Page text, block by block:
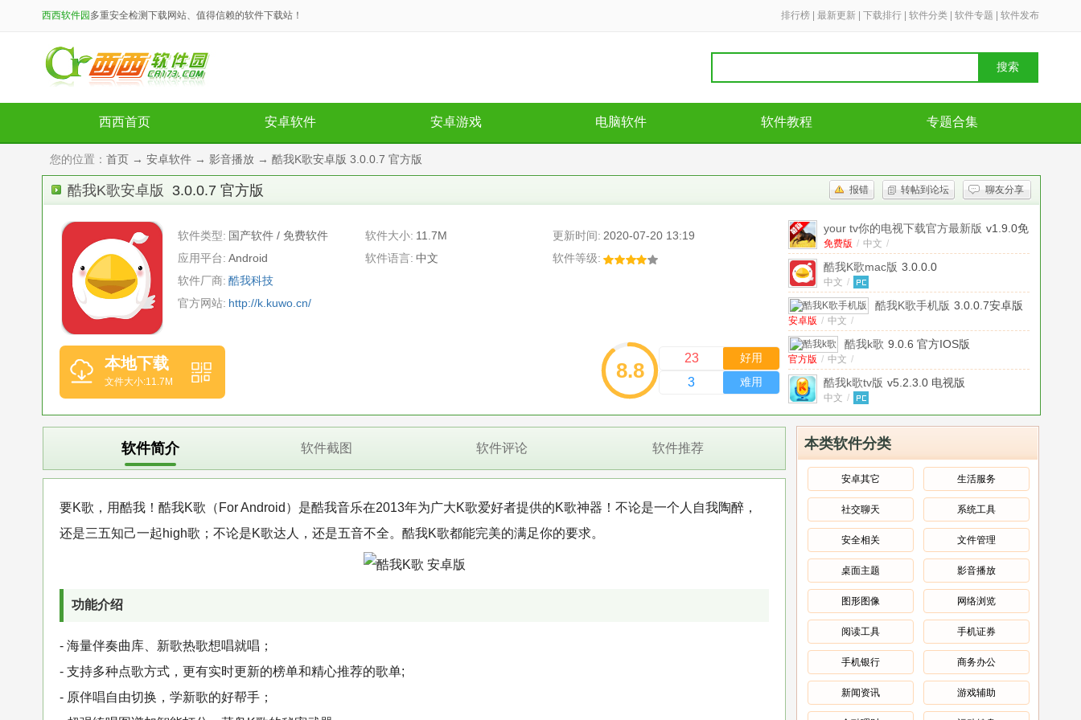
西西软件园 多重安全检测下载网站、值得信赖的软件下载站！ 排行榜 最新更新 下载排行 软件分类 软件专题 软件发布
搜索
西西首页 安卓软件 安卓游戏 电脑软件 软件教程 专题合集
您的位置： 首页 → 安卓软件 → 影音播放 → 酷我K歌安卓版 3.0.0.7 官方版
酷我K歌安卓版 3.0.0.7 官方版 报错 转帖到论坛 聊友分享
软件类型: 国产软件 / 免费软件 软件大小: 11.7M 更新时间: 2020-07-20 13:19
应用平台: Android 软件语言: 中文
软件等级:
软件厂商: 酷我科技
官方网站: http://k.kuwo.cn/
本地下载
文件大小:11.7M 8.8
23 好用
3 难用
your tv你的电视下载官方最新版 v1.9.0免
费版
免费版 / 中文 /
酷我K歌mac版 3.0.0.0
中文 /
酷我K歌手机版 3.0.0.7安卓版
安卓版 / 中文 /
酷我k歌 9.0.6 官方IOS版
官方版 / 中文 /
酷我k歌tv版 v5.2.3.0 电视版
中文 /
官方版 / 中文 /
酷我K歌(练唱工具) 2.6.0绿色免费版
绿色版 / 中文
周少K歌助手 V1.1.1安卓免费版
免费版 / 中文
安卓apk反编译神器
中文 /
怪兽模拟器安卓版
中文 /
本类软件分类
安卓其它 生活服务
社交聊天 系统工具
安全相关 文件管理
桌面主题 影音播放
图形图像 网络浏览
阅读工具 手机证券
手机银行 商务办公
新闻资讯 游戏辅助
软件简介 软件截图 软件评论 软件推荐
要K歌，用酷我！酷我K歌（For Android）是酷我音乐在2013年为广大K歌爱好者提供的K歌神器！不论是一个人自我陶醉，
还是三五知己一起high歌；不论是K歌达人，还是五音不全。酷我K歌都能完美的满足你的要求。
功能介绍
- 海量伴奏曲库、新歌热歌想唱就唱；
- 支持多种点歌方式，更有实时更新的榜单和精心推荐的歌单;
- 原伴唱自由切换，学新歌的好帮手；